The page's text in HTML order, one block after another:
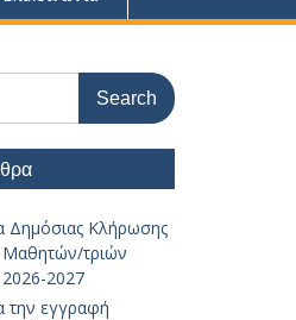
Δημόσιας Κλήρωσης
τριών
2027
την εγγραφή